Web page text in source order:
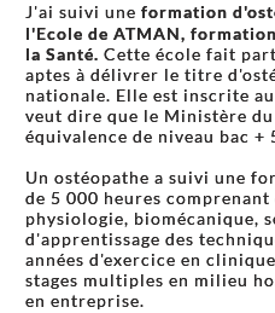
J'ai suivi une formation
l'Ecole de ATMAN,
la Santé. Cette école fait
aptes à délivrer le titre
nationale. Elle est inscrite
veut dire que le Ministère
équivalence de niveau bac +
Un ostéopathe a suivi une
de 5 000 heures
physiologie, biomécanique,
d'apprentissage des
années d'exercice en
stages multiples en milieu
en entreprise.